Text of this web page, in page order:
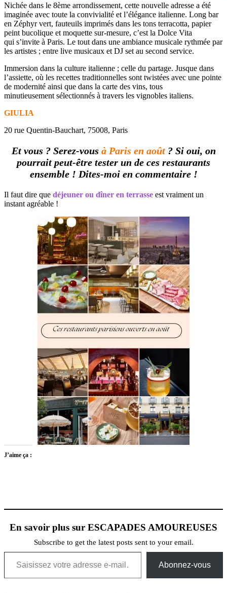
Nichée dans le 8ème arrondissement, cette nouvelle adresse a été
imaginée avec toute la convivialité et l’élégance italienne. Long bar
en Zéphyr vert, fauteuils imprimés dans les tons terracotta, papier
peint bucolique et moquette sur-mesure, c’est la Dolce Vita
qui s’invite à Paris. Le tout dans une ambiance musicale rythmée par
les artistes ; entre live musicaux et DJ set au second service.
Immersion dans la culture italienne ; celle du partage. Jusque dans
l’assiette, où les recettes traditionnelles sont twistées avec une pointe
de modernité ainsi que dans la carte des vins, tous
minutieusement sélectionnés à travers les vignobles italiens.
GIULIA
20 rue Quentin-Bauchart, 75008, Paris
Et vous ? Serez-vous à Paris en août ? Si oui, on
pourrait peut-être tester un de ces restaurants
ensemble ! Dites-moi en commentaire !
Il faut dire que déjeuner ou dîner en terrasse est vraiment un
instant agréable !
J’aime ça :
En savoir plus sur ESCAPADES AMOUREUSES
Subscribe to get the latest posts sent to your email.
Saisissez votre adresse e-mail…
Abonnez-vous